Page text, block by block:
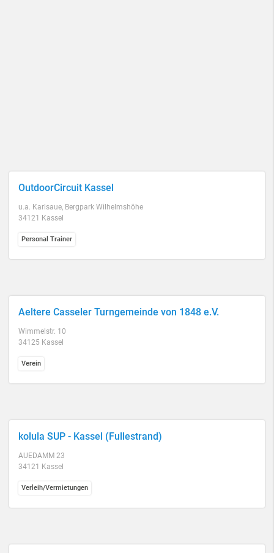
OutdoorCircuit Kassel
u.a. Karlsaue, Bergpark Wilhelmshöhe
34121 Kassel
Personal Trainer
Aeltere Casseler Turngemeinde von 1848 e.V.
Wimmelstr. 10
34125 Kassel
Verein
kolula SUP - Kassel (Fullestrand)
AUEDAMM 23
34121 Kassel
Verleih/Vermietungen